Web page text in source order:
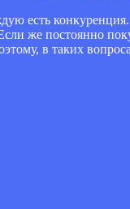
есть
же постоянно
в таких